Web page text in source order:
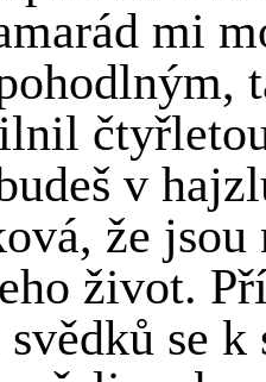
mi
v
že
život.
se